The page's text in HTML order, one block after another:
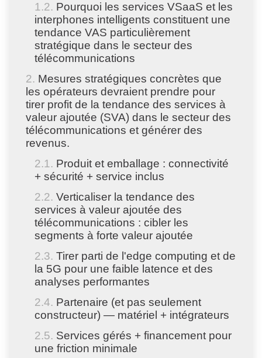
Pourquoi les services VSaaS et les
interphones intelligents constituent une
tendance VAS particulièrement
stratégique dans le secteur des
télécommunications
Mesures stratégiques concrètes que
les opérateurs devraient prendre pour
tirer profit de la tendance des services à
valeur ajoutée (SVA) dans le secteur des
télécommunications et générer des
revenus.
Produit et emballage : connectivité
+ sécurité + service inclus
Verticaliser la tendance des
services à valeur ajoutée des
télécommunications : cibler les
segments à forte valeur ajoutée
Tirer parti de l'edge computing et de
la 5G pour une faible latence et des
analyses performantes
Partenaire (et pas seulement
constructeur) — matériel + intégrateurs
Services gérés + financement pour
une friction minimale